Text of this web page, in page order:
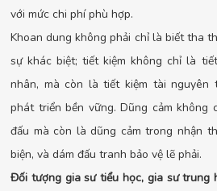
với mức chi phí phù hợp.
Khoan dung không phải chỉ là biết tha
sự khác biệt; tiết kiệm không chỉ là
nhân, mà còn là tiết kiệm tài nguyên
phát triển bền vững. Dũng cảm không
đấu mà còn là dũng cảm trong nhận
biện, và dám đấu tranh bảo vệ lẽ phải.
Đối tượng gia sư tiểu học, gia sư trung